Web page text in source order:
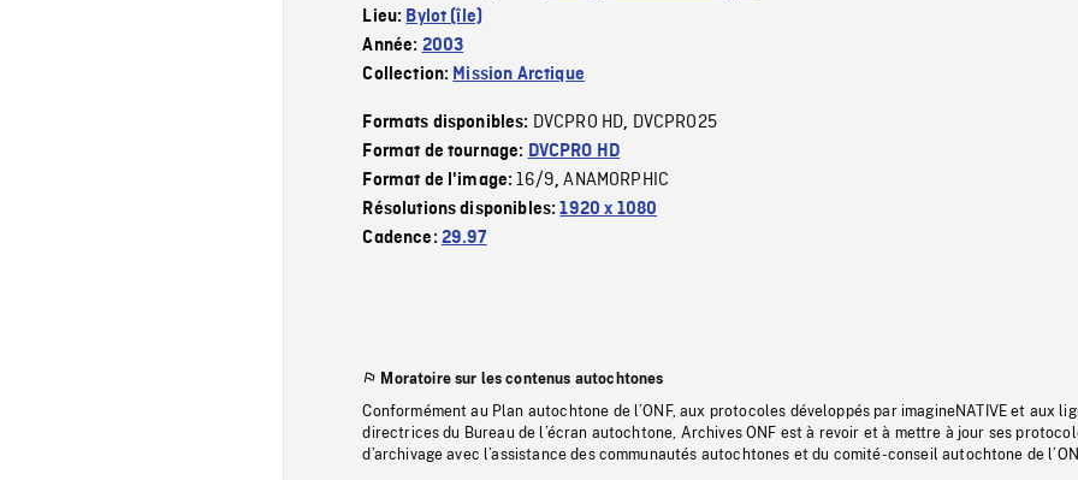
Lieu: Bylot (île)
Année: 2003
Collection: Mission Arctique
Formats disponibles: DVCPRO HD, DVCPRO25
Format de tournage: DVCPRO HD
Format de l'image:16/9,ANAMORPHIC
Résolutions disponibles:1920 x 1080
Cadence: 29.97
Moratoire sur les contenus autochtones
Conformément au Plan autochtone de l’ONF, aux protocoles développés par imagineNATIVE et aux
directrices du Bureau de l’écran autochtone, Archives ONF est à revoir et à mettre à jour ses
d’archivage avec l’assistance des communautés autochtones et du comité-conseil autochtone de